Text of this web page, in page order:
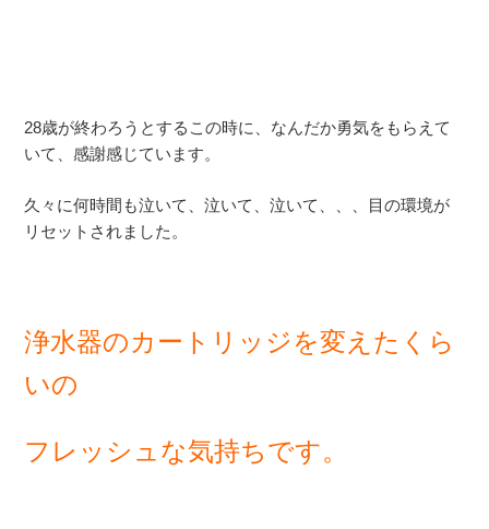
28歳が終わろうとするこの時に、なんだか勇気をもらえて
いて、感謝感じています。
久々に何時間も泣いて、泣いて、泣いて、、、目の環境が
リセットされました。
浄水器のカートリッジを変えたくら
いの
フレッシュな気持ちです。